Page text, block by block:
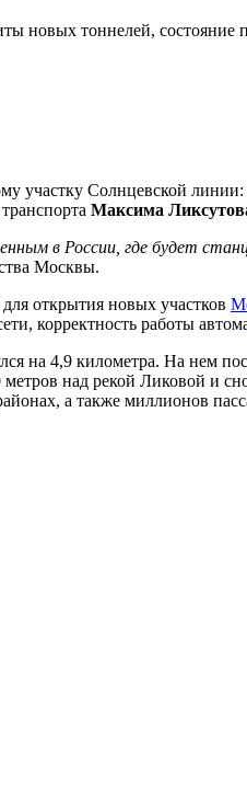
новых тоннелей, состояние
участку Солнцевской
Максима
в России, где будет
Москвы.
открытия новых участков
корректность работы
на 4,9 километра. На нем
над рекой Ликовой и
а также миллионов